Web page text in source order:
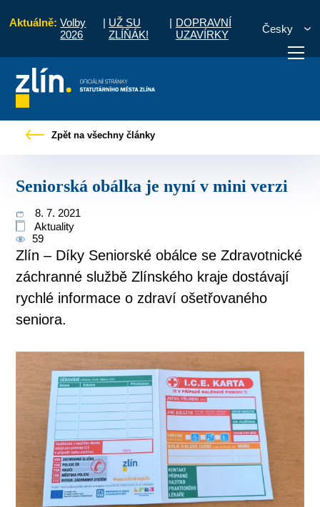
Aktuálně: Volby
2026
| UŽ SU
ZLÍŇÁK!
| DOPRAVNÍ
UZAVÍRKY
Česky
vyřídit Potřebuji zaplatit
Zpět na všechny články
Seniorská obálka je nyní v mini verzi
8. 7. 2021
Aktuality
59
Zlín – Díky Seniorské obálce se Zdravotnické
záchranné službě Zlínského kraje dostávají
rychlé informace o zdraví ošetřovaného
seniora.